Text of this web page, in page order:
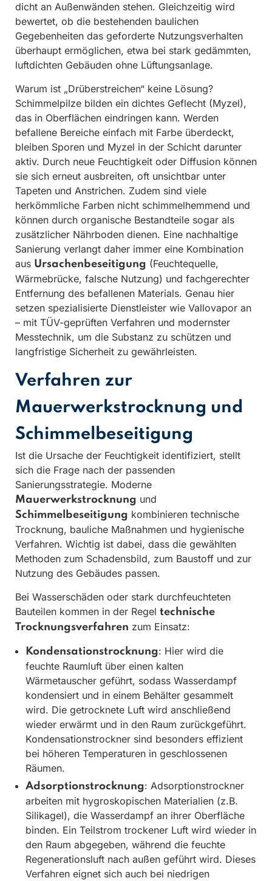
dicht an Außenwänden stehen. Gleichzeitig wird
bewertet, ob die bestehenden baulichen
Gegebenheiten das geforderte Nutzungsverhalten
überhaupt ermöglichen, etwa bei stark gedämmten,
luftdichten Gebäuden ohne Lüftungsanlage.
Warum ist „Drüberstreichen“ keine Lösung?
Schimmelpilze bilden ein dichtes Geflecht (Myzel),
das in Oberflächen eindringen kann. Werden
befallene Bereiche einfach mit Farbe überdeckt,
bleiben Sporen und Myzel in der Schicht darunter
aktiv. Durch neue Feuchtigkeit oder Diffusion können
sie sich erneut ausbreiten, oft unsichtbar unter
Tapeten und Anstrichen. Zudem sind viele
herkömmliche Farben nicht schimmelhemmend und
können durch organische Bestandteile sogar als
zusätzlicher Nährboden dienen. Eine nachhaltige
Sanierung verlangt daher immer eine Kombination
aus Ursachenbeseitigung (Feuchtequelle,
Wärmebrücke, falsche Nutzung) und fachgerechter
Entfernung des befallenen Materials. Genau hier
setzen spezialisierte Dienstleister wie Vallovapor an
– mit TÜV-geprüften Verfahren und modernster
Messtechnik, um die Substanz zu schützen und
langfristige Sicherheit zu gewährleisten.
Verfahren zur
Mauerwerkstrocknung und
Schimmelbeseitigung
Ist die Ursache der Feuchtigkeit identifiziert, stellt
sich die Frage nach der passenden
Sanierungsstrategie. Moderne
Mauerwerkstrocknung und
Schimmelbeseitigung kombinieren technische
Trocknung, bauliche Maßnahmen und hygienische
Verfahren. Wichtig ist dabei, dass die gewählten
Methoden zum Schadensbild, zum Baustoff und zur
Nutzung des Gebäudes passen.
Bei Wasserschäden oder stark durchfeuchteten
Bauteilen kommen in der Regel technische
Trocknungsverfahren zum Einsatz:
Kondensationstrocknung: Hier wird die
feuchte Raumluft über einen kalten
Wärmetauscher geführt, sodass Wasserdampf
kondensiert und in einem Behälter gesammelt
wird. Die getrocknete Luft wird anschließend
wieder erwärmt und in den Raum zurückgeführt.
Kondensationstrockner sind besonders effizient
bei höheren Temperaturen in geschlossenen
Räumen.
Adsorptionstrocknung: Adsorptionstrockner
arbeiten mit hygroskopischen Materialien (z.B.
Silikagel), die Wasserdampf an ihrer Oberfläche
binden. Ein Teilstrom trockener Luft wird wieder in
den Raum abgegeben, während die feuchte
Regenerationsluft nach außen geführt wird. Dieses
Verfahren eignet sich auch bei niedrigen